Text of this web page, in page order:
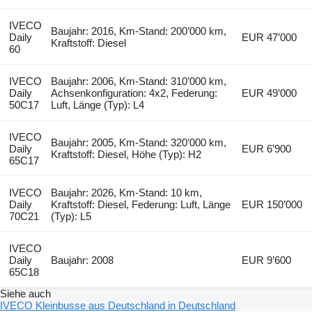
IVECO
Daily
60
Baujahr: 2016, Km-Stand: 200’000 km,
Kraftstoff: Diesel
EUR 47’000
IVECO
Daily
50C17
Baujahr: 2006, Km-Stand: 310’000 km,
Achsenkonfiguration: 4x2, Federung:
Luft, Länge (Typ): L4
EUR 49’000
IVECO
Daily
65C17
Baujahr: 2005, Km-Stand: 320’000 km,
Kraftstoff: Diesel, Höhe (Typ): H2
EUR 6’900
IVECO
Daily
70C21
Baujahr: 2026, Km-Stand: 10 km,
Kraftstoff: Diesel, Federung: Luft, Länge
(Typ): L5
EUR 150’000
IVECO
Daily
65C18
Baujahr: 2008 EUR 9’600
Siehe auch
IVECO Kleinbusse aus Deutschland in Deutschland